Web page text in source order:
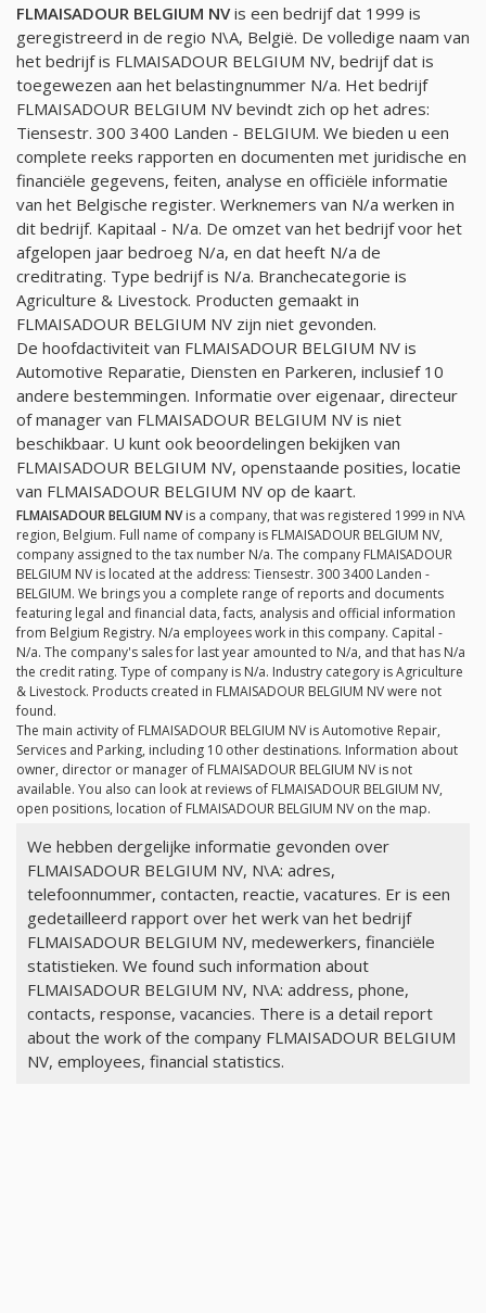
FLMAISADOUR BELGIUM NVis een bedrijf dat 1999 is
geregistreerd in de regio N\A, België. De volledige naam van
het bedrijf is FLMAISADOUR BELGIUM NV, bedrijf dat is
toegewezen aan het belastingnummer N/a. Het bedrijf
FLMAISADOUR BELGIUM NV bevindt zich op het adres:
Tiensestr. 300 3400 Landen - BELGIUM. We bieden u een
complete reeks rapporten en documenten met juridische en
financiële gegevens, feiten, analyse en officiële informatie
van het Belgische register. Werknemers van N/a werken in
dit bedrijf. Kapitaal - N/a. De omzet van het bedrijf voor het
afgelopen jaar bedroeg N/a, en dat heeft N/a de
creditrating. Type bedrijf is N/a. Branchecategorie is
Agriculture & Livestock. Producten gemaakt in
FLMAISADOUR BELGIUM NV zijn niet gevonden.
De hoofdactiviteit van FLMAISADOUR BELGIUM NV is
Automotive Reparatie, Diensten en Parkeren, inclusief 10
andere bestemmingen. Informatie over eigenaar, directeur
of manager van FLMAISADOUR BELGIUM NV is niet
beschikbaar. U kunt ook beoordelingen bekijken van
FLMAISADOUR BELGIUM NV, openstaande posities, locatie
van FLMAISADOUR BELGIUM NV op de kaart.
FLMAISADOUR BELGIUM NVis a company, that was registered 1999 in N\A
region, Belgium. Full name of company is FLMAISADOUR BELGIUM NV,
company assigned to the tax number N/a. The company FLMAISADOUR
BELGIUM NV is located at the address: Tiensestr. 300 3400 Landen -
BELGIUM. We brings you a complete range of reports and documents
featuring legal and financial data, facts, analysis and official information
from Belgium Registry. N/a employees work in this company. Capital -
N/a. The company's sales for last year amounted to N/a, and that has N/a
the credit rating. Type of company is N/a. Industry category is Agriculture
& Livestock. Products created in FLMAISADOUR BELGIUM NV were not
found.
The main activity of FLMAISADOUR BELGIUM NV is Automotive Repair,
Services and Parking, including 10 other destinations. Information about
owner, director or manager of FLMAISADOUR BELGIUM NV is not
available. You also can look at reviews of FLMAISADOUR BELGIUM NV,
open positions, location of FLMAISADOUR BELGIUM NV on the map.
We hebben dergelijke informatie gevonden over
FLMAISADOUR BELGIUM NV, N\A: adres,
telefoonnummer, contacten, reactie, vacatures. Er is een
gedetailleerd rapport over het werk van het bedrijf
FLMAISADOUR BELGIUM NV, medewerkers, financiële
statistieken. We found such information about
FLMAISADOUR BELGIUM NV, N\A: address, phone,
contacts, response, vacancies. There is a detail report
about the work of the company FLMAISADOUR BELGIUM
NV, employees, financial statistics.